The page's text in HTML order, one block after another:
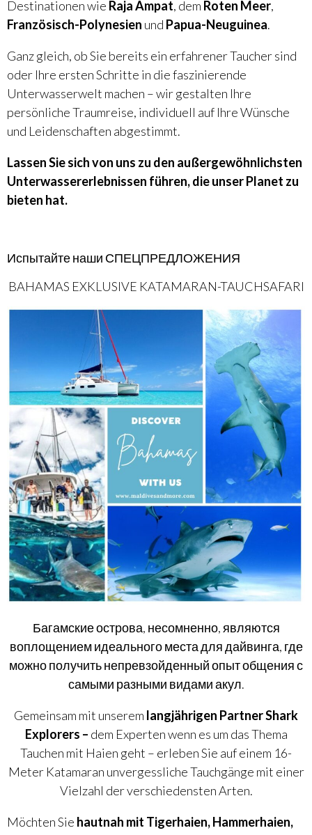
Destinationen wie Raja Ampat, dem Roten Meer,
Französisch-Polynesien und Papua-Neuguinea.
Ganz gleich, ob Sie bereits ein erfahrener Taucher sind
oder Ihre ersten Schritte in die faszinierende
Unterwasserwelt machen – wir gestalten Ihre
persönliche Traumreise, individuell auf Ihre Wünsche
und Leidenschaften abgestimmt.
Lassen Sie sich von uns zu den außergewöhnlichsten
Unterwassererlebnissen führen, die unser Planet zu
bieten hat.
Испытайте наши СПЕЦПРЕДЛОЖЕНИЯ
BAHAMAS EXKLUSIVE KATAMARAN-TAUCHSAFARI
Багамские острова, несомненно, являются
воплощением идеального места для дайвинга, где
можно получить непревзойденный опыт общения с
самыми разными видами акул.
Gemeinsam mit unserem langjährigen Partner Shark
Explorers – dem Experten wenn es um das Thema
Tauchen mit Haien geht – erleben Sie auf einem 16-
Meter Katamaran unvergessliche Tauchgänge mit einer
Vielzahl der verschiedensten Arten.
Möchten Sie hautnah mit Tigerhaien, Hammerhaien,